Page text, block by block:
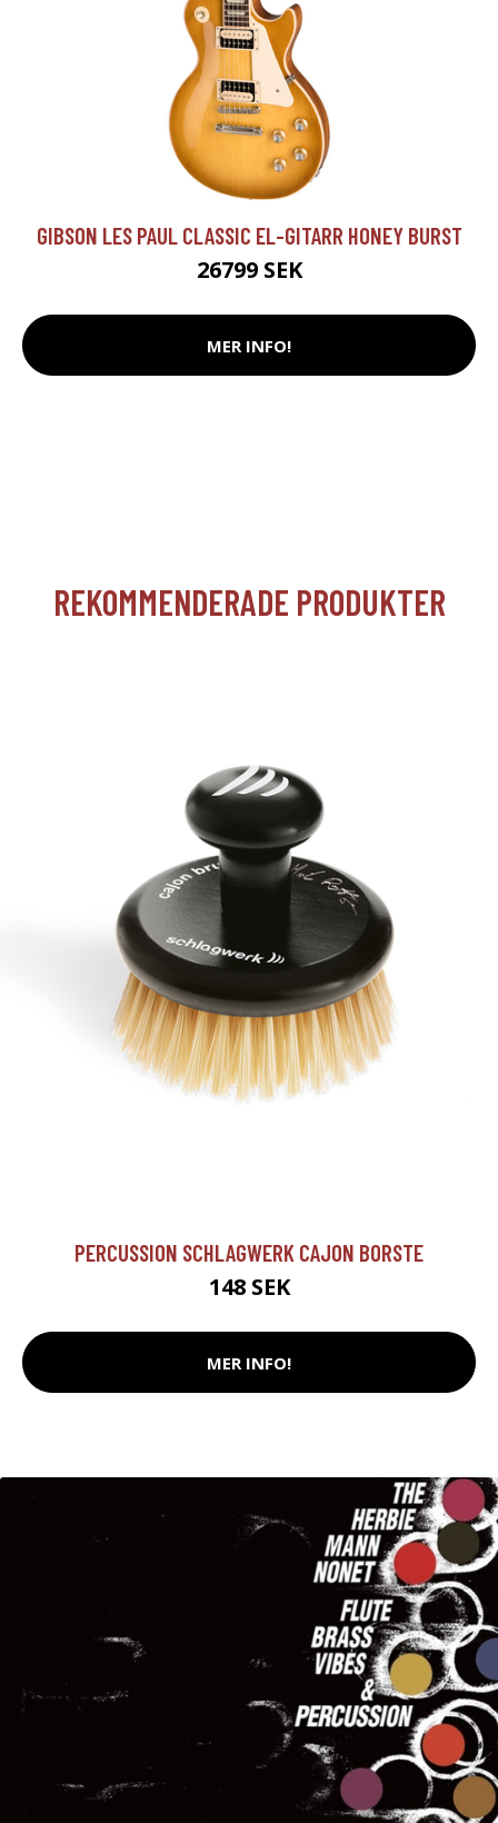
GIBSON LES PAUL CLASSIC EL-GITARR HONEY BURST
26799 SEK
MER INFO!
REKOMMENDERADE PRODUKTER
PERCUSSION SCHLAGWERK CAJON BORSTE
148 SEK
MER INFO!